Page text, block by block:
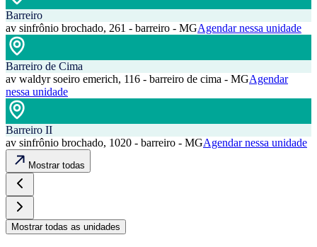
Barreiro
av sinfrônio brochado, 261 - barreiro - MGAgendar nessa unidade
Barreiro de Cima
av waldyr soeiro emerich, 116 - barreiro de cima - MGAgendar
nessa unidade
Barreiro II
av sinfrônio brochado, 1020 - barreiro - MGAgendar nessa unidade
Mostrar todas
Mostrar todas as unidades